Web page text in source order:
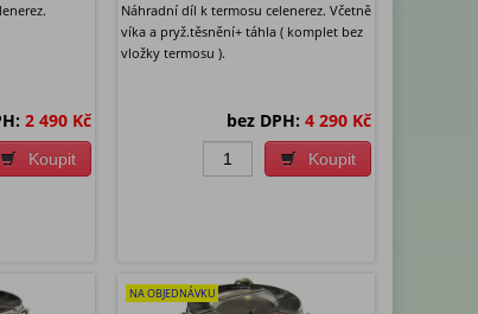
2 490 Kč
Koupit
Náhradní díl k termosu celenerez. Včetně
víka a pryž.těsnění+ táhla ( komplet bez
vložky termosu ).
bez DPH: 4 290 Kč
Koupit
NA OBJEDNÁVKU